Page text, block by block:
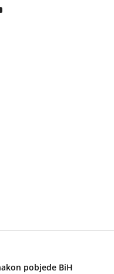
pobjede BiH